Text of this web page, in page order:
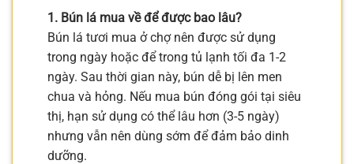
1. Bún lá mua về để được bao lâu?
Bún lá tươi mua ở chợ nên được sử dụng
trong ngày hoặc để trong tủ lạnh tối đa 1-2
ngày. Sau thời gian này, bún dễ bị lên men
chua và hỏng. Nếu mua bún đóng gói tại siêu
thị, hạn sử dụng có thể lâu hơn (3-5 ngày)
nhưng vẫn nên dùng sớm để đảm bảo dinh
dưỡng.